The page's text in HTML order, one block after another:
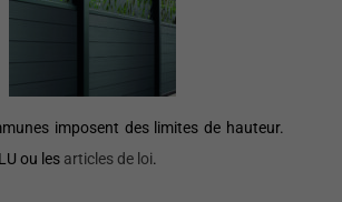
imposent des limites de hauteur.
ou les articles de loi.